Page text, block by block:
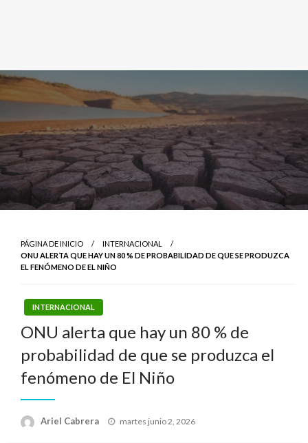
PÁGINA DE INICIO
INTERNACIONAL
ONU ALERTA QUE HAY UN 80 % DE PROBABILIDAD DE QUE SE PRODUZCA
EL FENÓMENO DE EL NIÑO
INTERNACIONAL
ONU alerta que hay un 80 % de
probabilidad de que se produzca el
fenómeno de El Niño
Ariel Cabrera
Publicado
martes junio 2, 2026